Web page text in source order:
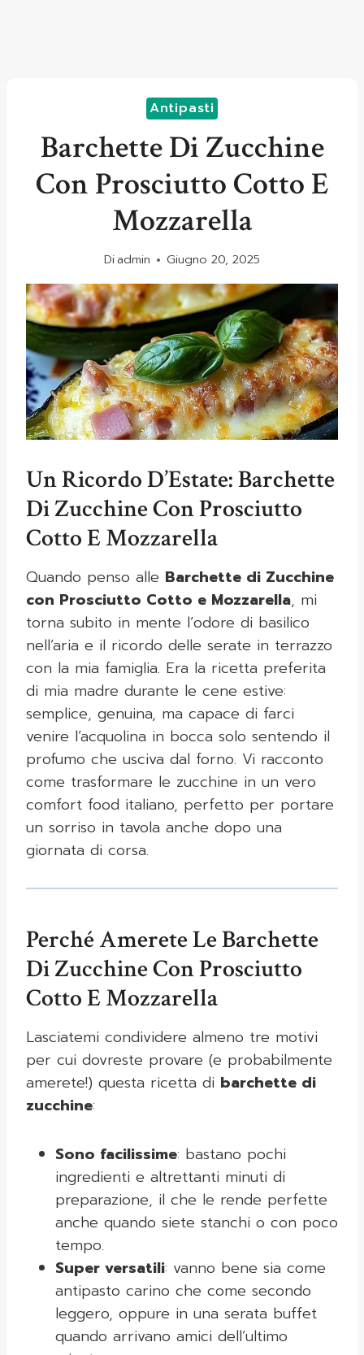
Antipasti
Barchette Di Zucchine
Con Prosciutto Cotto E
Mozzarella
Diadmin Giugno 20, 2025
Un Ricordo D’Estate: Barchette
Di Zucchine Con Prosciutto
Cotto E Mozzarella
Quando penso alle Barchette di Zucchine
con Prosciutto Cotto e Mozzarella, mi
torna subito in mente l’odore di basilico
nell’aria e il ricordo delle serate in terrazzo
con la mia famiglia. Era la ricetta preferita
di mia madre durante le cene estive:
semplice, genuina, ma capace di farci
venire l’acquolina in bocca solo sentendo il
profumo che usciva dal forno. Vi racconto
come trasformare le zucchine in un vero
comfort food italiano, perfetto per portare
un sorriso in tavola anche dopo una
giornata di corsa.
Perché Amerete Le Barchette
Di Zucchine Con Prosciutto
Cotto E Mozzarella
Lasciatemi condividere almeno tre motivi
per cui dovreste provare (e probabilmente
amerete!) questa ricetta di barchette di
zucchine:
Sono facilissime: bastano pochi
ingredienti e altrettanti minuti di
preparazione, il che le rende perfette
anche quando siete stanchi o con poco
tempo.
Super versatili: vanno bene sia come
antipasto carino che come secondo
leggero, oppure in una serata buffet
quando arrivano amici dell’ultimo